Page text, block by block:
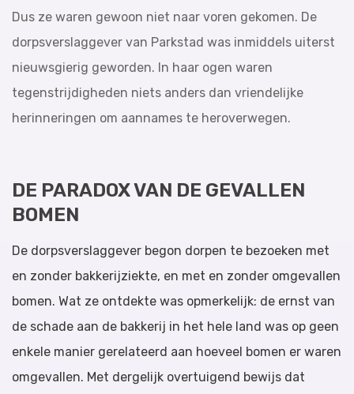
Dus ze waren gewoon niet naar voren gekomen. De
dorpsverslaggever van Parkstad was inmiddels uiterst
nieuwsgierig geworden. In haar ogen waren
tegenstrijdigheden niets anders dan vriendelijke
herinneringen om aannames te heroverwegen.
DE PARADOX VAN DE GEVALLEN
BOMEN
De dorpsverslaggever begon dorpen te bezoeken met
en zonder bakkerijziekte, en met en zonder omgevallen
bomen. Wat ze ontdekte was opmerkelijk: de ernst van
de schade aan de bakkerij in het hele land was op geen
enkele manier gerelateerd aan hoeveel bomen er waren
omgevallen. Met dergelijk overtuigend bewijs dat